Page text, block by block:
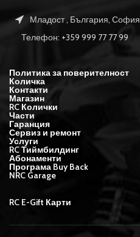
Младост , България, София
Телефон: +359 999 77 77 99
Политика за поверителност
Количка
Контакти
Магазин
RC Колички
Части
Гаранция
Сервиз и ремонт
Услуги
RC Тиймбилдинг
Абонаменти
Програма Buy Back
NRC Garage
RC E-Gift Карти